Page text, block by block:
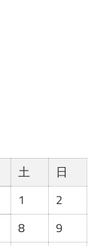
土 日
1
2
8
9